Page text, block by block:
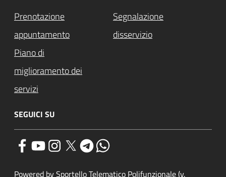
Prenotazione
appuntamento
Segnalazione
disservizio
Piano di
miglioramento dei
servizi
SEGUICI SU
Powered by Sportello Telematico Polifunzionale (v.